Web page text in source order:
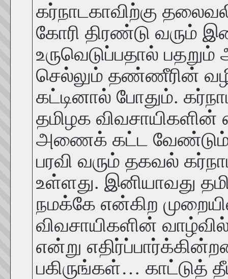
கர்நாடகாவிற்கு
கோரி திரண்டு வரும்
உருவெடுப்பதால் பதறும்
செல்லும் தண்ணீரின்
கட்டினால் போதும்.
தமிழக விவசாயிகளின்
அணைக் கட்ட வேண்டும்
பரவி வரும் தகவல்
உள்ளது. இனியாவது
நமக்கே என்கிற
விவசாயிகளின்
என்று
பகிருங்கள்… காட்டுத்